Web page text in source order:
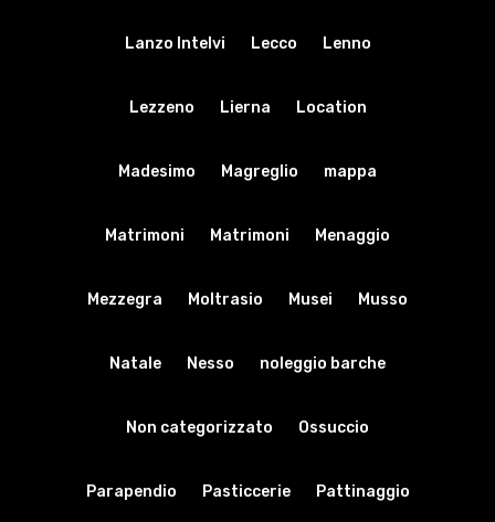
Lanzo Intelvi Lecco Lenno
Lezzeno Lierna Location
Madesimo Magreglio mappa
Matrimoni Matrimoni Menaggio
Mezzegra Moltrasio Musei Musso
Natale Nesso noleggio barche
Non categorizzato Ossuccio
Parapendio Pasticcerie Pattinaggio